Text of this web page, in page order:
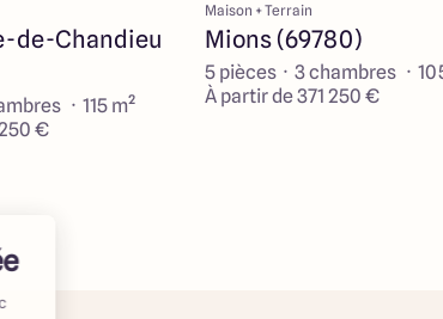
de-Chandieu
· 115 m²
€
Maison + Terrain
Mions (69780)
5 pièces · 3 chambres ·
À partir de 371 250 €